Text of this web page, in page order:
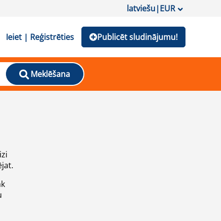
latviešu|EUR
Ieiet | Reģistrēties Publicēt sludinājumu!
Meklēšana